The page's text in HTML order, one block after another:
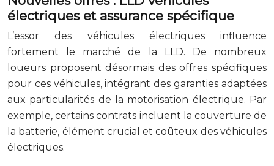
électriques et assurance spécifique
L’essor des véhicules électriques influence
fortement le marché de la LLD. De nombreux
loueurs proposent désormais des offres spécifiques
pour ces véhicules, intégrant des garanties adaptées
aux particularités de la motorisation électrique. Par
exemple, certains contrats incluent la couverture de
la batterie, élément crucial et coûteux des véhicules
électriques.